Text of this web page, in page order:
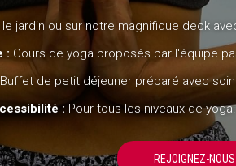
le jardin ou sur notre magnifique deck
: Cours de yoga proposés par l'équipe
Buffet de petit déjeuner préparé avec
: Pour tous les niveaux de
REJOIGNEZ-NOUS